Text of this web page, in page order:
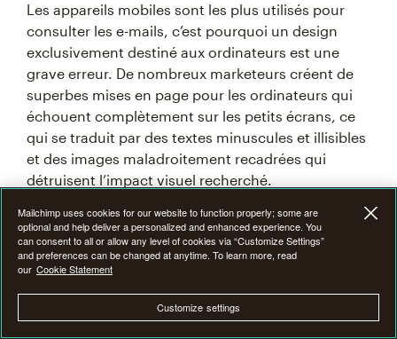
Les appareils mobiles sont les plus utilisés pour
consulter les e-mails, c’est pourquoi un design
exclusivement destiné aux ordinateurs est une
grave erreur. De nombreux marketeurs créent de
superbes mises en page pour les ordinateurs qui
échouent complètement sur les petits écrans, ce
qui se traduit par des textes minuscules et illisibles
et des images maladroitement recadrées qui
détruisent l’impact visuel recherché.
Pensez à ces stratégies d’optimisation mobile :
Utilisez des techniques de conception
adaptative
mises en page
Choisissez des polices et des tailles de police
Mailchimp uses cookies for our website to function properly; some are
optional and help deliver a personalized and enhanced experience. You
can consent to all or allow any level of cookies via “Customize Settings”
and preferences can be changed at anytime. To learn more, read
our Cookie Statement
Customize settings